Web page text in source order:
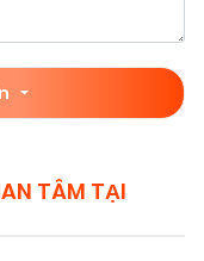
TÂM TẠI